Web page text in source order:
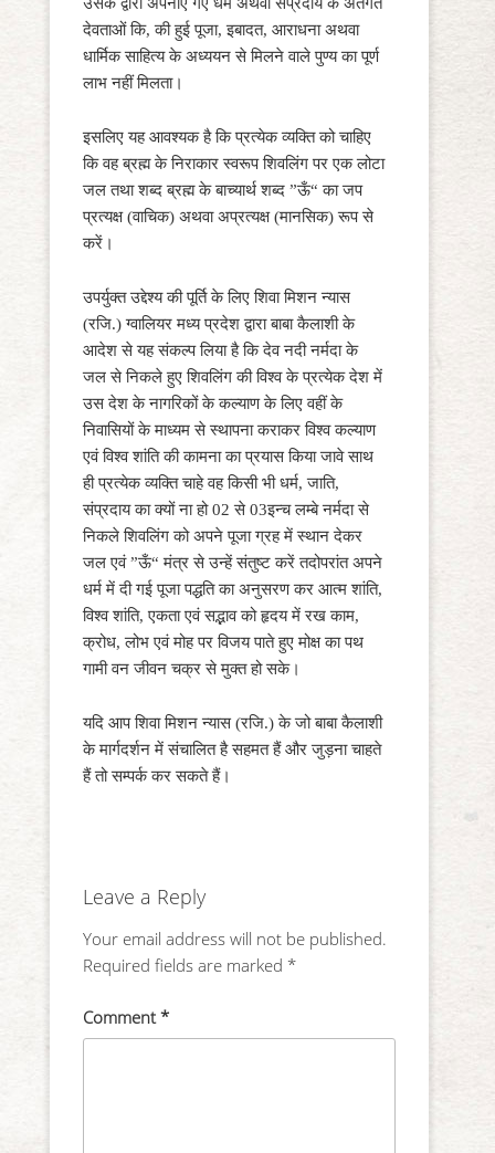
देवताओं कि, की हुई पूजा, इबादत, आराधना अथवा
धार्मिक साहित्य के अध्ययन से मिलने वाले पुण्य का पूर्ण
लाभ नहीं मिलता।
इसलिए यह आवश्यक है कि प्रत्येक व्यक्ति को चाहिए
कि वह ब्रह्म के निराकार स्वरूप शिवलिंग पर एक लोटा
जल तथा शब्द ब्रह्म के बाच्यार्थ शब्द ”ऊँ“ का जप
प्रत्यक्ष (वाचिक) अथवा अप्रत्यक्ष (मानसिक) रूप से
करें।
उपर्युक्त उद्देश्य की पूर्ति के लिए शिवा मिशन न्यास
(रजि.) ग्वालियर मध्य प्रदेश द्वारा बाबा कैलाशी के
आदेश से यह संकल्प लिया है कि देव नदी नर्मदा के
जल से निकले हुए शिवलिंग की विश्व के प्रत्येक देश में
उस देश के नागरिकों के कल्याण के लिए वहीं के
निवासियों के माध्यम से स्थापना कराकर विश्व कल्याण
एवं विश्व शांति की कामना का प्रयास किया जावे साथ
ही प्रत्येक व्यक्ति चाहे वह किसी भी धर्म, जाति,
संप्रदाय का क्यों ना हो 02 से 03इन्च लम्बे नर्मदा से
निकले शिवलिंग को अपने पूजा ग्रह में स्थान देकर
जल एवं ”ऊँ“ मंत्र से उन्हें संतुष्ट करें तदोपरांत अपने
धर्म में दी गई पूजा पद्धति का अनुसरण कर आत्म शांति,
विश्व शांति, एकता एवं सद्भाव को हृदय में रख काम,
क्रोध, लोभ एवं मोह पर विजय पाते हुए मोक्ष का पथ
गामी वन जीवन चक्र से मुक्त हो सके।
यदि आप शिवा मिशन न्यास (रजि.) के जो बाबा कैलाशी
के मार्गदर्शन में संचालित है सहमत हैं और जुड़ना चाहते
हैं तो सम्पर्क कर सकते हैं।
Leave a Reply
Your email address will not be published.
Required fields are marked *
Comment*